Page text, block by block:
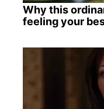
Why this
feeling your